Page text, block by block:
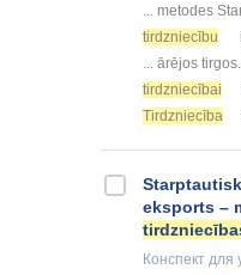
... metodes
tirdzniecību
... ārējos
tirdzniecībai
Tirdzniecība
eksports –
Конспект для